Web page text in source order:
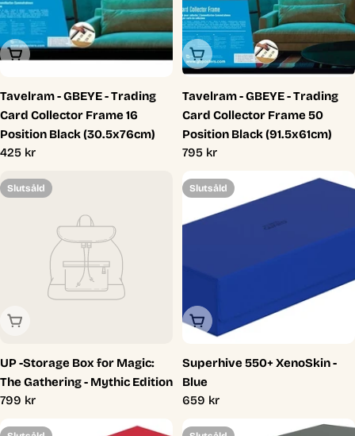
Slutsåld
Tavelram - GBEYE - Trading
Card Collector Frame 16
Position Black (30.5x76cm)
Ordinarie
425 kr
Slutsåld
Tavelram - GBEYE - Trading
Card Collector Frame 50
Position Black (91.5x61cm)
Ordinarie
795 kr
Slutsåld
Slutsåld
UP -Storage Box for Magic:
The Gathering - Mythic Edition
Ordinarie
799 kr
Slutsåld
Slutsåld
Superhive 550+ XenoSkin -
Blue
Ordinarie
659 kr